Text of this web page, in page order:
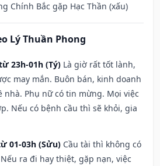
Chính Bắc gặp Hạc Thần (xấu)
Lý Thuần Phong
23h-01h (Tý) Là giờ rất tốt lành,
may mắn. Buôn bán, kinh doanh
nhà. Phụ nữ có tin mừng. Mọi việc
Nếu có bệnh cầu thì sẽ khỏi, gia
01-03h (Sửu) Cầu tài thì không có
ra đi hay thiệt, gặp nạn, việc